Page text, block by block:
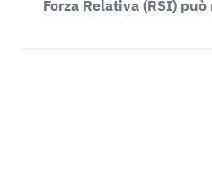
Forza Relativa (RSI)